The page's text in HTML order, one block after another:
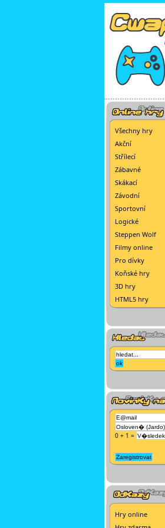
Všechny hry
Akční
Střílecí
Zábavné
Skákací
Závodní
Sportovní
Logické
Steppen Wolf
Filmy online
Pro dívky
Koňské hry
3D hry
HTML5 hry
0 + 1 =
Hry online